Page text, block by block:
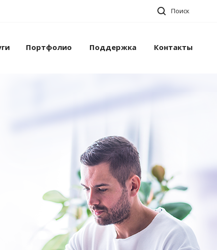
Поиск
Портфолио Поддержка Контакты